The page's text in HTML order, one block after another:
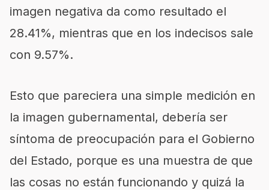
imagen negativa da como resultado el
28.41%, mientras que en los indecisos sale
con 9.57%.
Esto que pareciera una simple medición en
la imagen gubernamental, debería ser
síntoma de preocupación para el Gobierno
del Estado, porque es una muestra de que
las cosas no están funcionando y quizá la